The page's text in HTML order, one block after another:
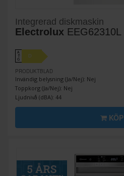
Integrerad diskmaskin
Electrolux EEG62310L
A
↑
G
D
PRODUKTBLAD
Invändig belysning (Ja/Nej): Nej
Toppkorg (Ja/Nej): Nej
Ljudnivå (dBA): 44
KÖP